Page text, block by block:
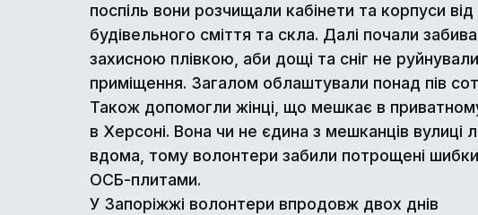
поспіль вони розчищали кабінети та корпуси від
будівельного сміття та скла. Далі почали
захисною плівкою, аби дощі та сніг не руйнували
приміщення. Загалом облаштували понад пів
Також допомогли жінці, що мешкає в
в Херсоні. Вона чи не єдина з мешканців вулиці
вдома, тому волонтери забили потрощені шибки
ОСБ-плитами.
У Запоріжжі волонтери впродовж двох днів